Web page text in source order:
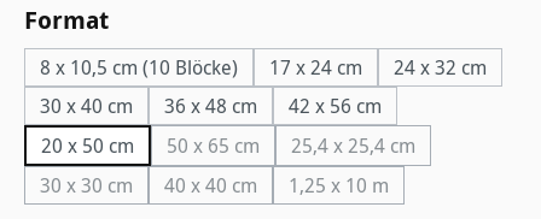
Formatauswählen
8 x 10,5 cm (10 Blöcke) 17 x 24 cm
24 x 32 cm
30 x 40 cm
36 x 48 cm
42 x 56 cm
20 x 50 cm
50 x 65 cm(Diese Option ist zurzeit nicht verfügbar.)
25,4 x 25,4 cm(Diese Option ist
30 x 30 cm(Diese Option ist zurzeit nicht verfügbar.)
40 x 40 cm(Diese Option ist zurzeit nicht verfügbar.)
1,25 x 10 m(Diese Option ist zurzeit